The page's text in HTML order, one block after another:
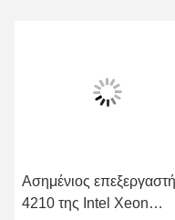
Ασημένιος
4210 της Intel Xeon